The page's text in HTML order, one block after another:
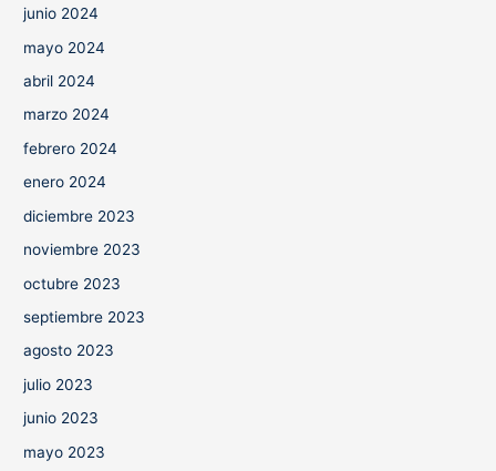
junio 2024
mayo 2024
abril 2024
marzo 2024
febrero 2024
enero 2024
diciembre 2023
noviembre 2023
octubre 2023
septiembre 2023
agosto 2023
julio 2023
junio 2023
mayo 2023